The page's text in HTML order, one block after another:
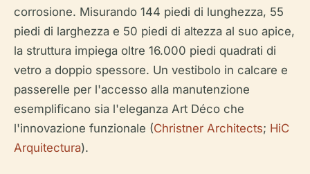
corrosione. Misurando 144 piedi di lunghezza, 55
piedi di larghezza e 50 piedi di altezza al suo apice,
la struttura impiega oltre 16.000 piedi quadrati di
vetro a doppio spessore. Un vestibolo in calcare e
passerelle per l'accesso alla manutenzione
esemplificano sia l'eleganza Art Déco che
l'innovazione funzionale (Christner Architects; HiC
Arquitectura).